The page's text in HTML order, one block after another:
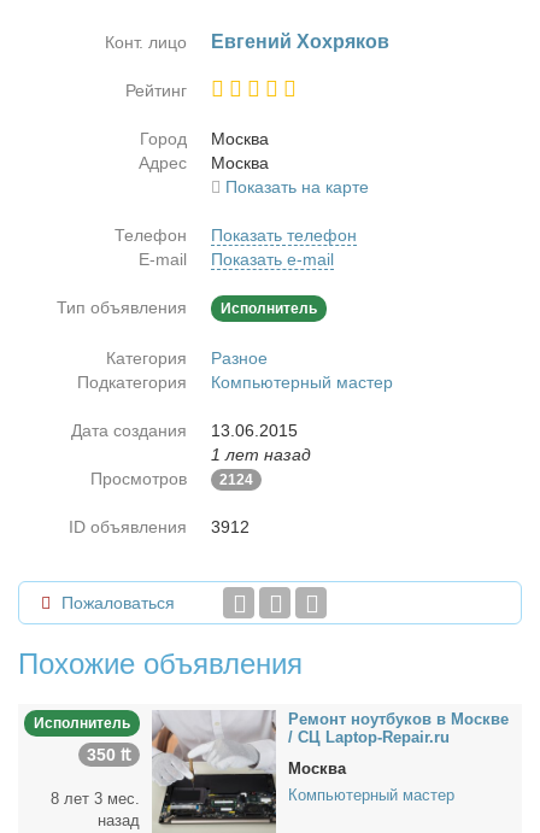
Конт. лицо Ев­ге­ний Хо­х­ря­ков
Рейтинг
Город
Москва
Адрес
Москва
Показать на карте
Телефон
Показать телефон
E-mail
Показать e-mail
Тип объявления Исполнитель
Категория
Разное
Подкатегория
Компьютерный мастер
Дата создания
13.06.2015
1 лет назад
Просмотров
2124
ID объявления 3912
Пожаловаться
Похожие объявления
Исполнитель
350 ₶
8 лет 3 мес.
назад
Ре­монт но­ут­бу­ков в Москве
/ СЦ Laptop-Repair.ru
Москва
Компьютерный мастер